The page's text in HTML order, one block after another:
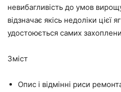
невибагливість до умов
відзначає якісь недоліки
удостоюється самих
Зміст
Опис і відмінні риси